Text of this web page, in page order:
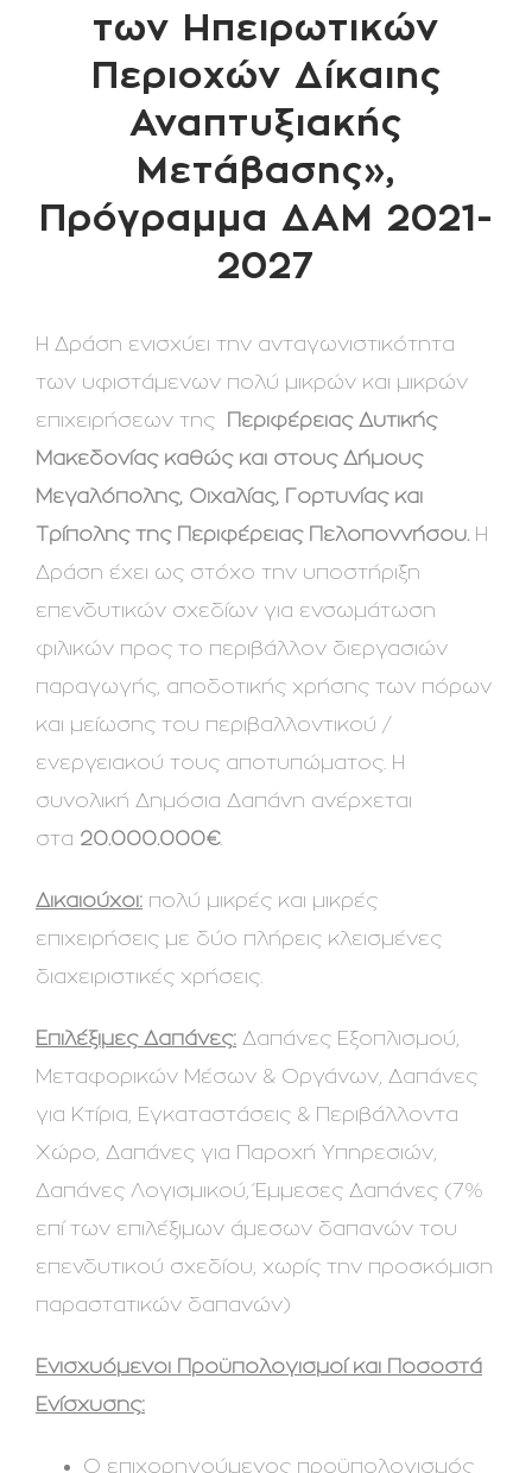
των Ηπειρωτικών
Περιοχών Δίκαιης
Αναπτυξιακής
Μετάβασης»,
Πρόγραμμα ΔΑΜ 2021-
2027
Η Δράση ενισχύει την ανταγωνιστικότητα
των υφιστάμενων πολύ μικρών και μικρών
επιχειρήσεων της
Περιφέρειας Δυτικής
Μακεδονίας καθώς και στους Δήμους
Μεγαλόπολης, Οιχαλίας, Γορτυνίας και
Τρίπολης της Περιφέρειας Πελοποννήσου. Η
Δράση έχει ως στόχο την υποστήριξη
επενδυτικών σχεδίων για ενσωμάτωση
φιλικών προς το περιβάλλον διεργασιών
παραγωγής, αποδοτικής χρήσης των πόρων
και μείωσης του περιβαλλοντικού /
ενεργειακού τους αποτυπώματος. Η
συνολική Δημόσια Δαπάνη ανέρχεται
στα 20.000.000€.
Δικαιούχοι: πολύ μικρές και μικρές
επιχειρήσεις με δύο πλήρεις κλεισμένες
διαχειριστικές χρήσεις.
Επιλέξιμες Δαπάνες: Δαπάνες Εξοπλισμού,
Μεταφορικών Μέσων & Οργάνων, Δαπάνες
για Κτίρια, Εγκαταστάσεις & Περιβάλλοντα
Χώρο, Δαπάνες για Παροχή Υπηρεσιών,
Δαπάνες Λογισμικού, Έμμεσες Δαπάνες (7%
επί των επιλέξιμων άμεσων δαπανών του
επενδυτικού σχεδίου, χωρίς την προσκόμιση
παραστατικών δαπανών)
Ενισχυόμενοι Προϋπολογισμοί και Ποσοστά
Ενίσχυσης:
O επιχορηγούμενος προϋπολογισμός